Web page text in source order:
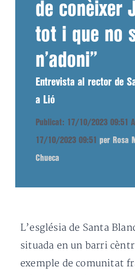
de conèixer
tot i que no
n’adoni”
Entrevista al rector de
a Lió
Publicat: 17/10/2023 09:51
17/10/2023 09:51 per Rosa
Chueca
L’església de Santa
situada en un barri
exemple de comunitat